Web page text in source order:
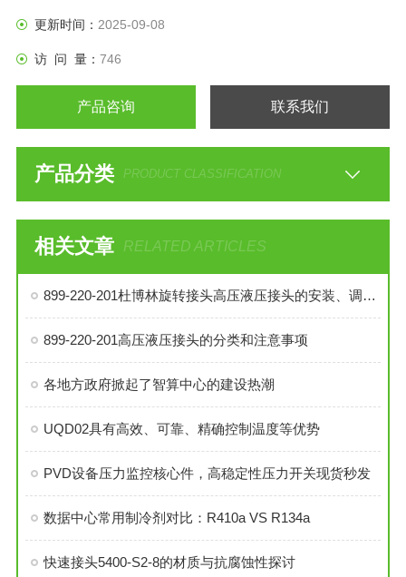
更新时间： 2025-09-08
访 问 量： 746
产品咨询 联系我们
产品分类 PRODUCT CLASSIFICATION
相关文章 RELATED ARTICLES
899-220-201杜博林旋转接头高压液压接头的安装、调试与维护技巧
899-220-201高压液压接头的分类和注意事项
各地方政府掀起了智算中心的建设热潮
UQD02具有高效、可靠、精确控制温度等优势
PVD设备压力监控核心件，高稳定性压力开关现货秒发
数据中心常用制冷剂对比：R410a VS R134a
快速接头5400-S2-8的材质与抗腐蚀性探讨